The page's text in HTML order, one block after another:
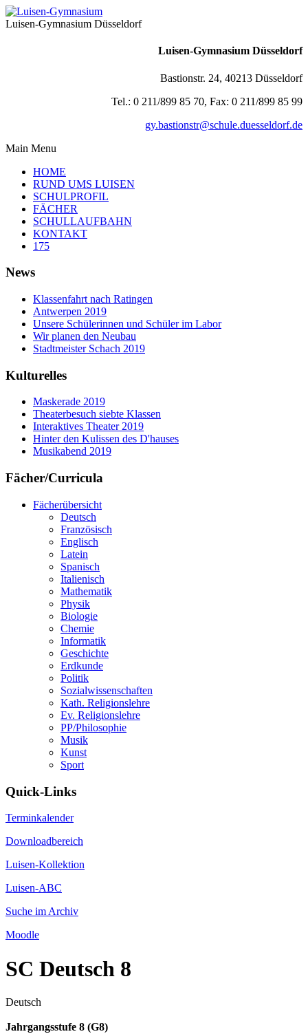
Luisen-Gymnasium Düsseldorf
Luisen-Gymnasium Düsseldorf
Bastionstr. 24, 40213 Düsseldorf
Tel.: 0 211/899 85 70, Fax: 0 211/899 85 99
gy.bastionstr@schule.duesseldorf.de
Main Menu
HOME
RUND UMS LUISEN
SCHULPROFIL
FÄCHER
SCHULLAUFBAHN
KONTAKT
175
News
Klassenfahrt nach Ratingen
Antwerpen 2019
Unsere Schülerinnen und Schüler im Labor
Wir planen den Neubau
Stadtmeister Schach 2019
Kulturelles
Maskerade 2019
Theaterbesuch siebte Klassen
Interaktives Theater 2019
Hinter den Kulissen des D'hauses
Musikabend 2019
Fächer/Curricula
Fächerübersicht
Deutsch
Französisch
Englisch
Latein
Spanisch
Italienisch
Mathematik
Physik
Biologie
Chemie
Informatik
Geschichte
Erdkunde
Politik
Sozialwissenschaften
Kath. Religionslehre
Ev. Religionslehre
PP/Philosophie
Musik
Kunst
Sport
Quick-Links
Terminkalender
Downloadbereich
Luisen-Kollektion
Luisen-ABC
Suche im Archiv
Moodle
SC Deutsch 8
Deutsch
Jahrgangsstufe 8 (G8)